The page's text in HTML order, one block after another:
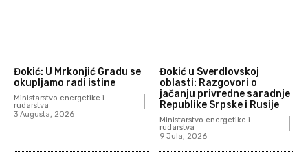
Đokić: U Mrkonjić Gradu se
okupljamo radi istine
Ministarstvo energetike i
rudarstva
3 Augusta, 2026
Đokić u Sverdlovskoj
oblasti: Razgovori o
jačanju privredne saradnje
Republike Srpske i Rusije
Ministarstvo energetike i
rudarstva
9 Jula, 2026